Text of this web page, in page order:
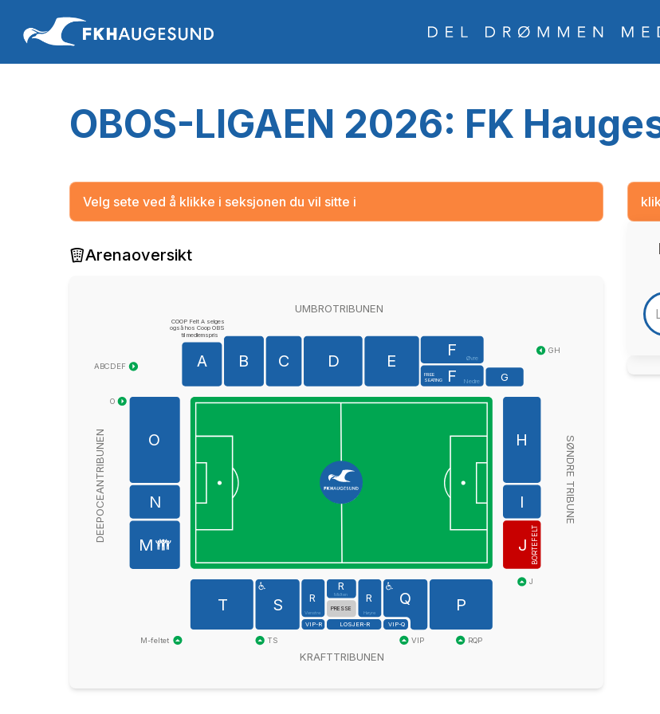
OBOS-LIGAEN 2026: FK
Velg sete ved å klikke i seksjonen du vil sitte i
Arenaoversikt
A B C D E
F
F
G
H
I
J
M
N
O
P
R
R
R
S
T Q
VIP-R VIP-Q
LOSJER-R
FREE
SEATING
BORTEFELT
J
RQP
VIP
M-feltet TS
GH
ABCDEF
O
KRAFTTRIBUNEN
UMBROTRIBUNEN
DEEPOCEANTRIBUNEN SØNDRE TRIBUNE
COOP Felt A selges
også hos Coop OBS
til medlemspris
Øvre
Nedre
Venstre Høyre
Midten
PRESSE